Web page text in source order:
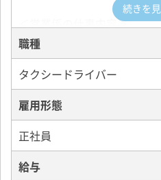
＜営業係の仕事内容＞
●流し営業
街の中を走行し、お客様を
名鉄タクシーのブランド力
す。
●待機営業
駅や病院、ホテルなどの待
ます。
会社独自の特約待機場所も
続きを
職種
タクシードライバー
雇用形態
正社員
給与